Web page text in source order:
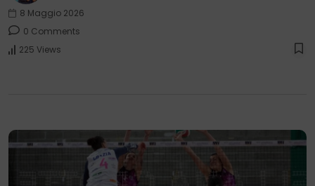
8 Maggio 2026
0 Comments
225 Views